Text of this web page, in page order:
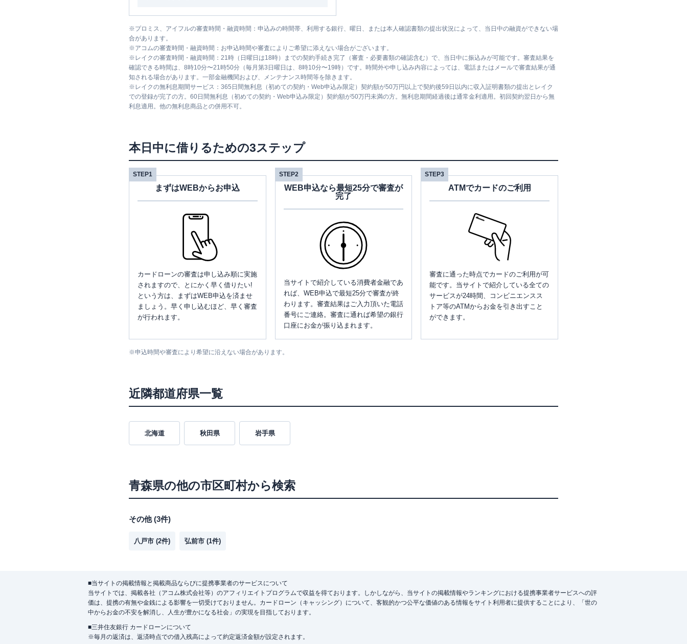
※プロミス、アイフルの審査時間・融資時間：申込みの時間帯、利用する銀行、曜日、または本人確認書類の提出状況によって、当日中の融資ができない場
合があります。
※アコムの審査時間・融資時間：お申込時間や審査によりご希望に添えない場合がございます。
※ レイクの審査時間・融資時間：21時（日曜日は18時）までの契約手続き完了（審査・必要書類の確認含む）で、当日中に振込みが可能です。審査結果を
確認できる時間は、8時10分〜21時50分（毎月第3日曜日は、8時10分〜19時）です。時間外や申し込み内容によっては、電話またはメールで審査結果が通
知される場合があります。一部金融機関および、メンテナンス時間等を除きます。
※ レイクの無利息期間サービス：365日間無利息（初めての契約・Web申込み限定）契約額が50万円以上で契約後59日以内に収入証明書類の提出とレイク
での登録が完了の方。60日間無利息（初めての契約・Web申込み限定）契約額が50万円未満の方。無利息期間経過後は通常金利適用。初回契約翌日から無
利息適用。他の無利息商品との併用不可。
本日中に借りるための3ステップ
STEP1
まずはWEBからお申込
カードローンの審査は申し込み順に実施
されますので、とにかく早く借りたい!
という方は、まずはWEB申込を済ませ
ましょう。早く申し込むほど、早く審査
が行われます。
STEP2
WEB申込なら最短25分で審査が
完了
当サイトで紹介している消費者金融であ
れば、WEB申込で最短25分で審査が終
わります。審査結果はご入力頂いた電話
番号にご連絡。審査に通れば希望の銀行
口座にお金が振り込まれます。
STEP3
ATMでカードのご利用
審査に通った時点でカードのご利用が可
能です。当サイトで紹介している全ての
サービスが24時間、コンビニエンスス
トア等のATMからお金を引き出すこと
ができます。
※申込時間や審査により希望に沿えない場合があります。
近隣都道府県一覧
北海道 秋田県 岩手県
青森県の他の市区町村から検索
その他(3件)
八戸市 (2件) 弘前市 (1件)
■当サイトの掲載情報と掲載商品ならびに提携事業者のサービスについて
当サイトでは、掲載各社（アコム株式会社等）のアフィリエイトプログラムで収益を得ております。しかしながら、当サイトの掲載情報やランキングにおける提携事業者サービスへの評
価は、提携の有無や金銭による影響を一切受けておりません。カードローン（キャッシング）について、客観的かつ公平な価値のある情報をサイト利用者に提供することにより、「世の
中からお金の不安を解消し、人生が豊かになる社会」の実現を目指しております。
■三井住友銀行 カードローンについて
※毎月の返済は、返済時点での借入残高によって約定返済金額が設定されます。